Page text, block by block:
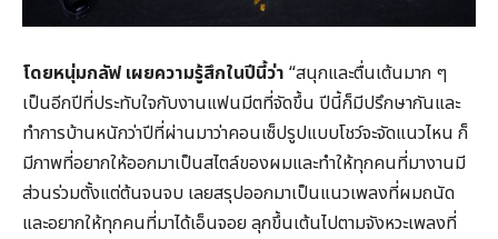
โดยหนุ่มกลัฟ เผยความรู้สึกในปีนี้ว่า “สนุกและตื่นเต้นมาก ๆ
เป็นอีกปีที่ประทับใจกับงานแฟนมีตที่จัดขึ้น ปีนี้ก็มีปรึกษากันและ
ทำการบ้านหนักว่าปีที่ผ่านมาว่าคอนเซ็ปรูปแบบโชว์จะจัดแนวไหน ก็
มีภาพที่อยากให้ออกมาเป็นสไตล์ของผมและทำให้ทุกคนที่มางานมี
ส่วนร่วมตั้งแต่ต้นจนจบ เลยสรุปออกมาเป็นแนวเพลงที่ผมถนัด
และอยากให้ทุกคนที่มาได้เอ็นจอย ลุกขึ้นเต้นไปตามจังหวะเพลงที่